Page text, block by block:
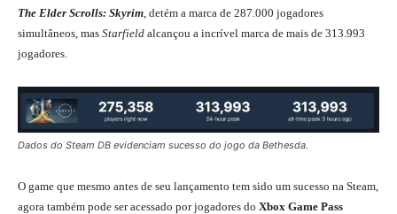
The Elder Scrolls: Skyrim, detém a marca de 287.000 jogadores
simultâneos, mas Starfield alcançou a incrível marca de mais de 313.993
jogadores.
Dados do Steam DB evidenciam sucesso do jogo da Bethesda.
O game que mesmo antes de seu lançamento tem sido um sucesso na Steam,
agora também pode ser acessado por jogadores do Xbox Game Pass